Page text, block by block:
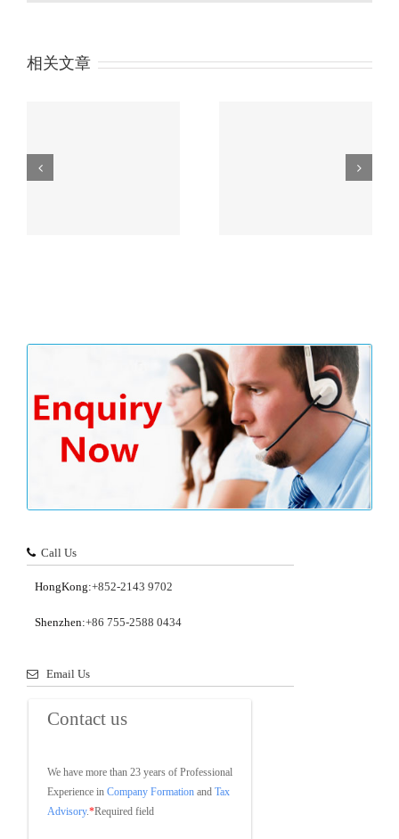
相关文章
Call Us
HongKong:+852-2143 9702
Shenzhen:+86 755-2588 0434
Email Us
Contact us
We have more than 23 years of Professional
Experience in Company Formation and Tax
Advisory.*Required field